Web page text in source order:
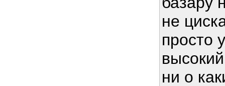
не
просто
высокий
ни о